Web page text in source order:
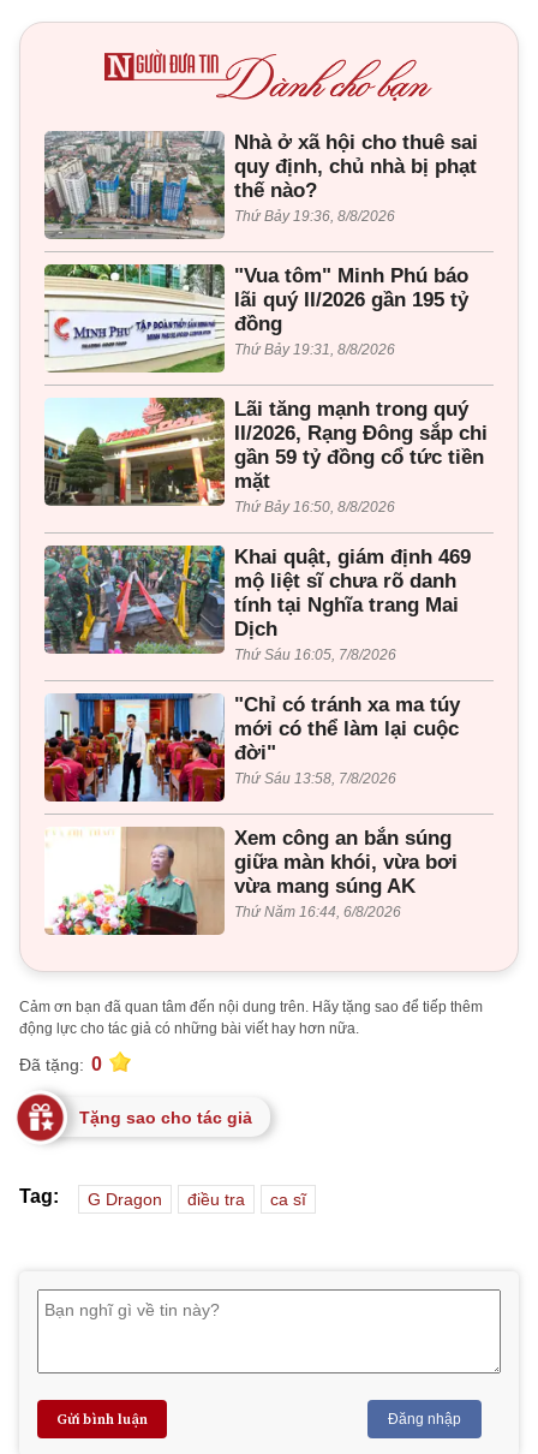
Nhà ở xã hội cho thuê sai
quy định, chủ nhà bị phạt
thế nào?
Thứ Bảy 19:36, 8/8/2026
"Vua tôm" Minh Phú báo
lãi quý II/2026 gần 195 tỷ
đồng
Thứ Bảy 19:31, 8/8/2026
Lãi tăng mạnh trong quý
II/2026, Rạng Đông sắp chi
gần 59 tỷ đồng cổ tức tiền
mặt
Thứ Bảy 16:50, 8/8/2026
Khai quật, giám định 469
mộ liệt sĩ chưa rõ danh
tính tại Nghĩa trang Mai
Dịch
Thứ Sáu 16:05, 7/8/2026
"Chỉ có tránh xa ma túy
mới có thể làm lại cuộc
đời"
Thứ Sáu 13:58, 7/8/2026
Xem công an bắn súng
giữa màn khói, vừa bơi
vừa mang súng AK
Thứ Năm 16:44, 6/8/2026
Cảm ơn bạn đã quan tâm đến nội dung trên. Hãy tặng sao để tiếp thêm
động lực cho tác giả có những bài viết hay hơn nữa.
Đã tặng: 0
Tặng sao cho tác giả
Tag: G Dragon điều tra ca sĩ
Gửi bình luận Đăng nhập